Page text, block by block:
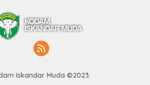
Iskandar Muda ©2023.